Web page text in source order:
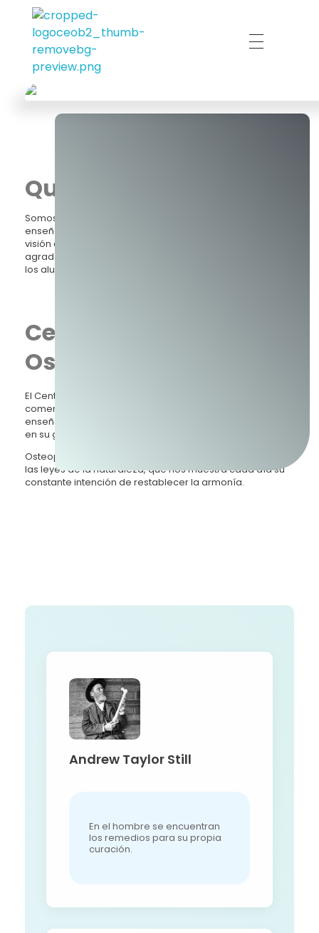
Quiénes somos
Somos un equipo de osteópatas comprometidos con la
enseñanza. Nos une la profesión y vocación, y la misma
visión acerca de la Osteopatía. En continuo
agradecimiento a nuestra profesión, acompañamos a
los alumnos en este aprendizaje.
Centro de Estudios
Osteopáticos
El Centro de Estudios Osteopáticos de Buenos Aires
comenzó sus actividades en el 2004 y su objetivo es
enseñar y difundir la Osteopatía que respeta al Hombre
en su globalidad física, mental, emocional y espiritual.
Osteopatía es un concepto holístico que tiene su base en
las leyes de la naturaleza, que nos muestra cada día su
constante intención de restablecer la armonía.
Andrew Taylor Still
En el hombre se encuentran
los remedios para su propia
curación.